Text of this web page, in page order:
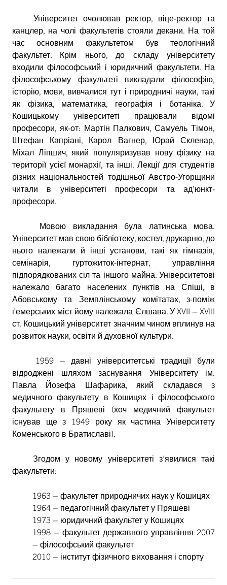
Університет очолював ректор, віце-ректор та
канцлер, на чолі факультетів стояли декани. На той
час основним факультетом був теологічний
факультет. Крім нього, до складу університету
входили філософський і юридичний факультети. На
філософському факультеті викладали філософію,
історію, мови, вивчалися тут і природничі науки, такі
як фізика, математика, географія і ботаніка. У
Кошицькому університеті працювали відомі
професори, як-от: Мартін Палкович, Самуель Тімон,
Штефан Капріані, Карол Вагнер, Юрай Скленар,
Міхал Ліпшич, який популяризував нову фізику на
території усієї монархії, та інші. Лекції для студентів
різних національностей тодішньої Австро-Угорщини
читали в університеті професори та ад’юнкт-
професори.
Мовою викладання була латинська мова.
Університет мав свою бібліотеку, костел, друкарню, до
нього належали й інші установи, такі як гімназія,
семінарія, гуртожиток-інтернат, управління
підпорядкованих сіл та іншого майна. Університетові
належало багато населених пунктів на Спіші, в
Абовському та Земплінському комітатах, з-поміж
ґемерських міст йому належала Єлшава. У XVII – XVIII
ст. Кошицький університет значним чином вплинув на
розвиток науки, освіти й духовної культури.
1959 – давні університетські традиції були
відроджені шляхом заснування Університету ім.
Павла Йозефа Шафарика, який складався з
медичного факультету в Кошицях і філософського
факультету в Пряшеві (хоч медичний факультет
існував ще з 1949 року як частина Університету
Коменського в Братиславі).
Згодом у новому університеті з’явилися такі
факультети:
1963 – факультет природничих наук у Кошицях
1964 – педагогічний факультет у Пряшеві
1973 – юридичний факультет у Кошицях
1998 – факультет державного управління 2007
– філософський факультет
2010 – інститут фізичного виховання і спорту